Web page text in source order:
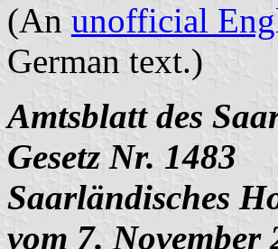
(An unofficial
German text.)
Amtsblatt des
Gesetz Nr. 1483
Saarländisches
vom 7. November